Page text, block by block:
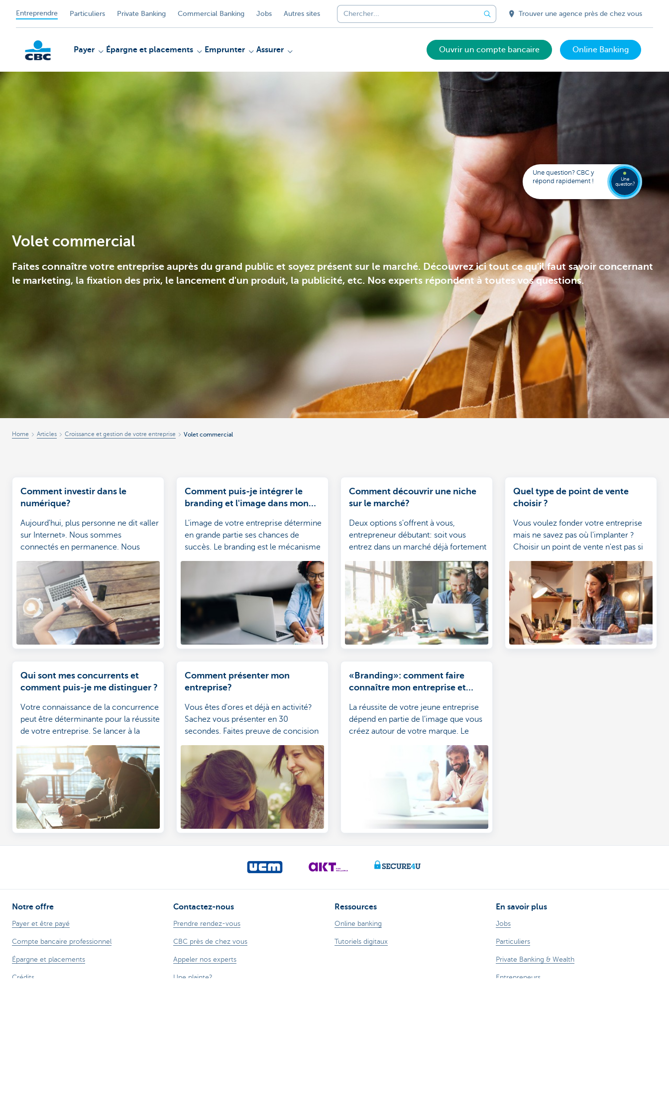
Entreprendre Particuliers Private Banking Commercial Banking Jobs Autres sites Trouver une agence près de chez vous
Entrepreneurs
Payer Épargne et placements Emprunter Assurer Ouvrir un compte bancaire Online Banking
Volet commercial
Faites connaître votre entreprise auprès du grand public et soyez présent sur le marché. Découvrez ici tout ce qu'il faut savoir concernant
le marketing, la fixation des prix, le lancement d'un produit, la publicité, etc. Nos experts répondent à toutes vos questions.
Home Articles Croissance et gestion de votre entreprise Volet commercial
Comment investir dans le
numérique?
Aujourd'hui, plus personne ne dit «aller
sur Internet». Nous sommes
connectés en permanence. Nous
avons le monde dans notre poche ou
notre sac à main. Savez- vous que
depuis la fin 2015, nous sommes plus
nombreux à utiliser Google sur un
smartphone que sur un ordinateur
portable? C'est Google qui l'affirme.
En tout cas, une chose est claire: il est
indispensable d'investir dans le
Comment puis-je intégrer le
branding et l'image dans mon
L'image de votre entreprise détermine
en grande partie ses chances de
succès. Le branding est le mécanisme
par lequel vous donnez forme à cette
image. Et ce mécanisme s'inscrit dans
un plan de marketing. Par où
commencer avant de lancer votre
entreprise ? Quelle est la voie à suivre
une fois l'entreprise lancée ?
Comment découvrir une niche
sur le marché?
Deux options s'offrent à vous,
entrepreneur débutant: soit vous
entrez dans un marché déjà fortement
concurrentiel et vous tentez de vous
différencier d'une manière ou d'une
autre. Soit vous cherchez un marché
recelant encore pas mal de potentiel,
voire un marché dénué de toute
concurrence, c'est-à-dire le fameux
«créneau». Quoi qu'il en soit,
choisissez un segment du marché bien
Quel type de point de vente
choisir ?
Vous voulez fonder votre entreprise
mais ne savez pas où l'implanter ?
Choisir un point de vente n'est pas si
simple car vous devez tenir compte
d'énormément de facteurs. Que vous
vouliez proposer des services ou des
produits, le lieu joue un rôle important.
Qui sont mes concurrents et
comment puis-je me distinguer ?
Votre connaissance de la concurrence
peut être déterminante pour la réussite
de votre entreprise. Se lancer à la
légère, sans se renseigner au préalable
sur son environnement, c'est en effet
risquer de se casser le nez. Mais où
trouver les informations utiles et que
peuvent-elles vous apporter en
pratique? Comment vous assurer
d'avoir toujours une longueur d'avance
sur vos concurrents?
Comment présenter mon
entreprise?
Vous êtes d'ores et déjà en activité?
Sachez vous présenter en 30
secondes. Faites preuve de concision
et de clarté! Voici comment
concevoir votre elevator pitch.
«Branding»: comment faire
connaître mon entreprise et
La réussite de votre jeune entreprise
dépend en partie de l'image que vous
créez autour de votre marque. Le
«branding» consiste à travailler sur le
positionnement d'une marque et ne se
limite pas au volet publicitaire.
Quelques conseils pour démarrer.
Notre offre
Payer et être payé
Compte bancaire professionnel
Épargne et placements
Crédits
Contactez-nous
Prendre rendez-vous
CBC près de chez vous
Appeler nos experts
Une plainte?
Ressources
Online banking
Tutoriels digitaux
En savoir plus
Jobs
Particuliers
Private Banking & Wealth
Entrepreneurs
Une question? CBC y
répond rapidement !
Une
question?
agence